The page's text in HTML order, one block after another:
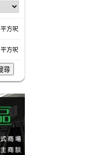
平方呎
平方呎
尋